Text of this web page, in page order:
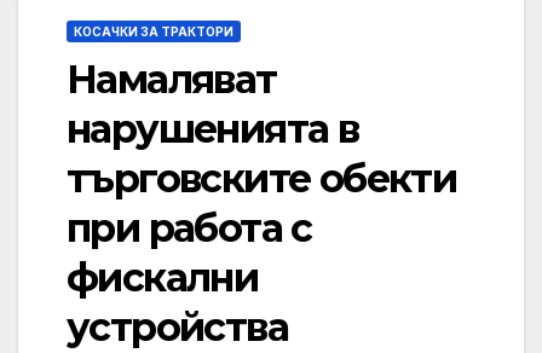
КОСАЧКИ ЗА ТРАКТОРИ
Намаляват
нарушенията в
търговските обекти
при работа с
фискални
устройства